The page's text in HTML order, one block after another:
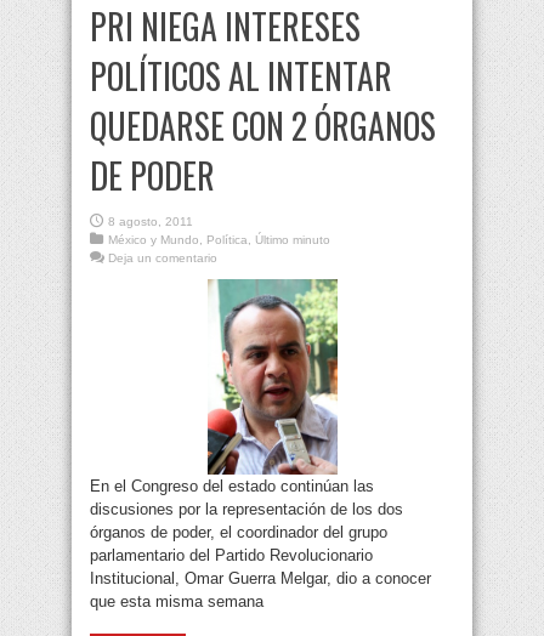
PRI NIEGA INTERESES
POLÍTICOS AL INTENTAR
QUEDARSE CON 2 ÓRGANOS
DE PODER
8 agosto, 2011
México y Mundo, Política, Último minuto
Deja un comentario
En el Congreso del estado continúan las
discusiones por la representación de los dos
órganos de poder, el coordinador del grupo
parlamentario del Partido Revolucionario
Institucional, Omar Guerra Melgar, dio a conocer
que esta misma semana